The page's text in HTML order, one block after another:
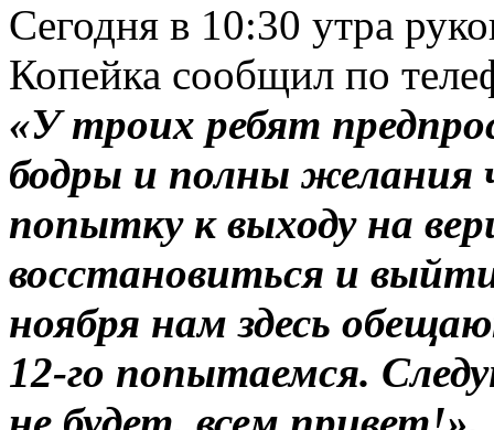
Сегодня в 10:30 утра
Копейка сообщил по
«У троих ребят
бодры и полны желания
попытку к выходу на
восстановиться и
ноября нам здесь
12-го попытаемся.